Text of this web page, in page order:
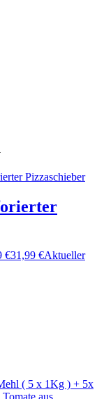
€31,99 €Aktueller